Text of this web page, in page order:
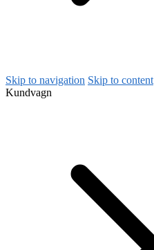
Skip to navigation Skip to content
Kundvagn